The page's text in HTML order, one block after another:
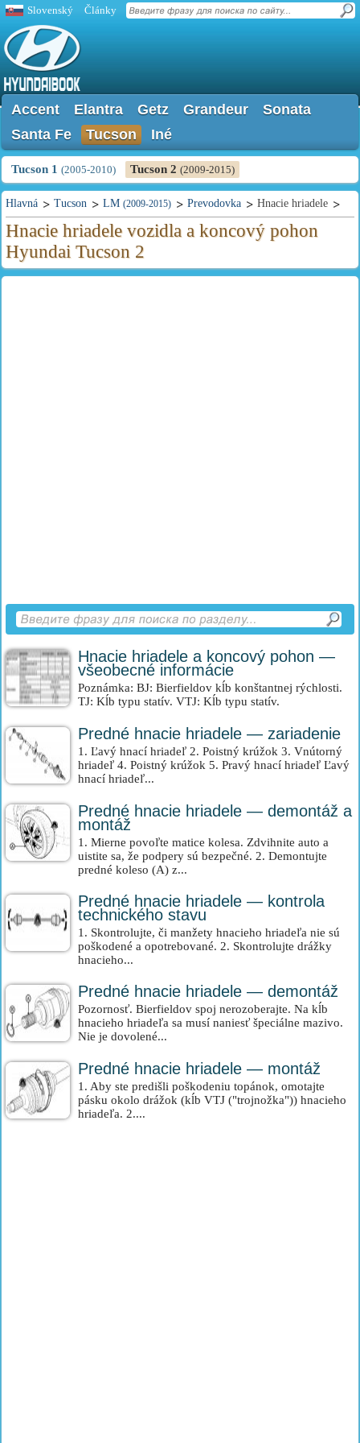
Slovenský Články
Accent Elantra Getz Grandeur
Sonata
Santa Fe
Tucson Iné
Tucson 1 (2005-2010) Tucson 2 (2009-2015)
Hlavná Tucson LM (2009-2015) Prevodovka Hnacie hriadele
Hnacie hriadele vozidla a koncový pohon
Hyundai Tucson 2
Hnacie hriadele a koncový pohon —
všeobecné informácie
Poznámka: BJ: Bierfieldov kĺb konštantnej rýchlosti.
TJ: Kĺb typu statív. VTJ: Kĺb typu statív.
Predné hnacie hriadele — zariadenie
1. Ľavý hnací hriadeľ 2. Poistný krúžok 3. Vnútorný
hriadeľ 4. Poistný krúžok 5. Pravý hnací hriadeľ Ľavý
hnací hriadeľ...
Predné hnacie hriadele — demontáž a
montáž
1. Mierne povoľte matice kolesa. Zdvihnite auto a
uistite sa, že podpery sú bezpečné. 2. Demontujte
predné koleso (A) z...
Predné hnacie hriadele — kontrola
technického stavu
1. Skontrolujte, či manžety hnacieho hriadeľa nie sú
poškodené a opotrebované. 2. Skontrolujte drážky
hnacieho...
Predné hnacie hriadele — demontáž
Pozornosť. Bierfieldov spoj nerozoberajte. Na kĺb
hnacieho hriadeľa sa musí naniesť špeciálne mazivo.
Nie je dovolené...
Predné hnacie hriadele — montáž
1. Aby ste predišli poškodeniu topánok, omotajte
pásku okolo drážok (kĺb VTJ ("trojnožka")) hnacieho
hriadeľa. 2....